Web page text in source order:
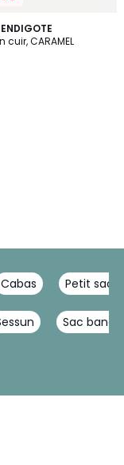
cuir, CARAMEL
Cabas Petit sac
Sac